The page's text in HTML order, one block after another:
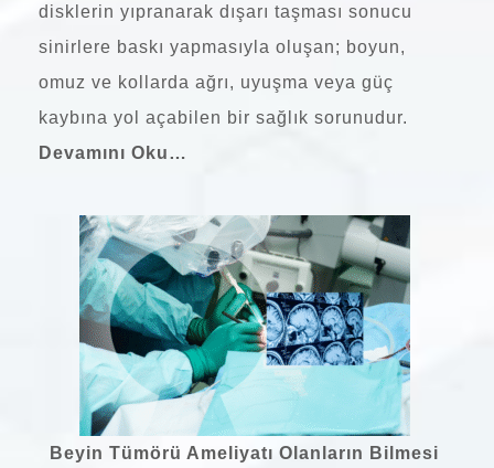
disklerin yıpranarak dışarı taşması sonucu
sinirlere baskı yapmasıyla oluşan; boyun,
omuz ve kollarda ağrı, uyuşma veya güç
kaybına yol açabilen bir sağlık sorunudur.
Devamını Oku…
Beyin Tümörü Ameliyatı Olanların Bilmesi